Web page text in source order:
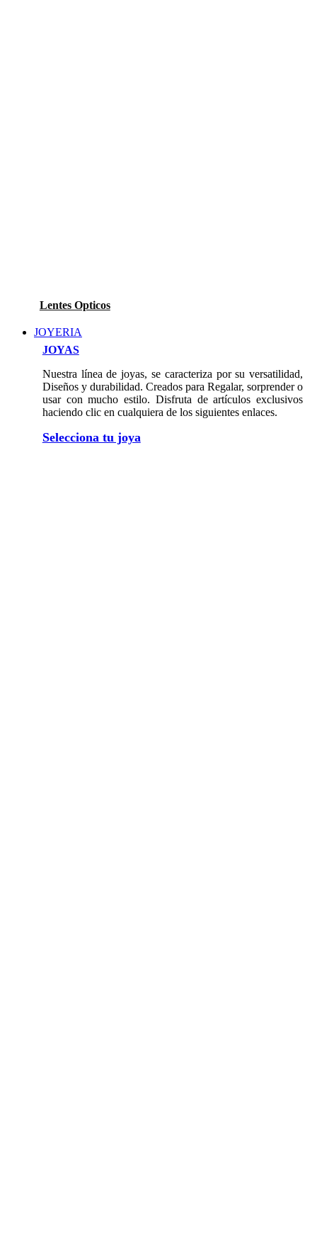
Lentes Opticos
JOYERIA
JOYAS
Nuestra línea de joyas, se caracteriza por su versatilidad,
Diseños y durabilidad. Creados para Regalar, sorprender o
usar con mucho estilo. Disfruta de artículos exclusivos
haciendo clic en cualquiera de los siguientes enlaces.
Selecciona tu joya